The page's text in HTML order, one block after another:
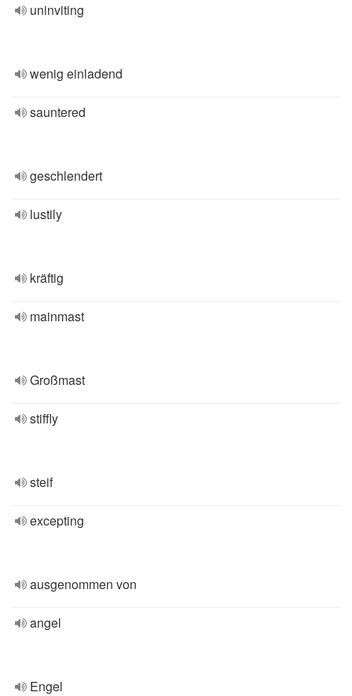
uninviting
wenig einladend
sauntered
geschlendert
lustily
kräftig
mainmast
Großmast
stiffly
steif
excepting
ausgenommen von
angel
Engel